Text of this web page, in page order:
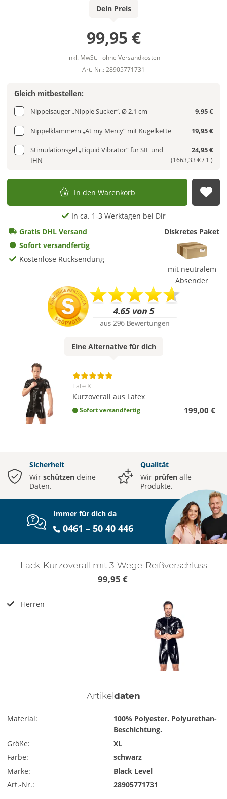
Dein Preis
99,95 €
inkl. MwSt. - ohne Versandkosten
Art.-Nr.: 28905771731
Gleich mitbestellen:
Nippelsauger „Nipple Sucker“, Ø 2,1 cm 9,95 €
Nippelklammern „At my Mercy“ mit Kugelkette 19,95 €
Stimulationsgel „Liquid Vibrator“ für SIE und
IHN
24,95 €
(1663,33 € / 1l)
In den Warenkorb
In ca. 1-3 Werktagen bei Dir
Gratis DHL Versand
Sofort versandfertig
Kostenlose Rücksendung
Diskretes Paket
mit neutralem
Absender
Eine Alternativefür dich
Late X
Kurzoverall aus Latex
Sofort versandfertig 199,00 €
Sicherheit
Wir schützen deine
Daten.
Qualität
Wir prüfen alle
Produkte.
Immer für dich da
0461 – 50 40 446
Lack-Kurzoverall mit 3-Wege-Reißverschluss
99,95 €
Herren
Artikel daten
Material:
100% Polyester. Polyurethan-
Beschichtung.
Größe:
XL
Farbe:
schwarz
Marke:
Black Level
Art.-Nr.:
28905771731